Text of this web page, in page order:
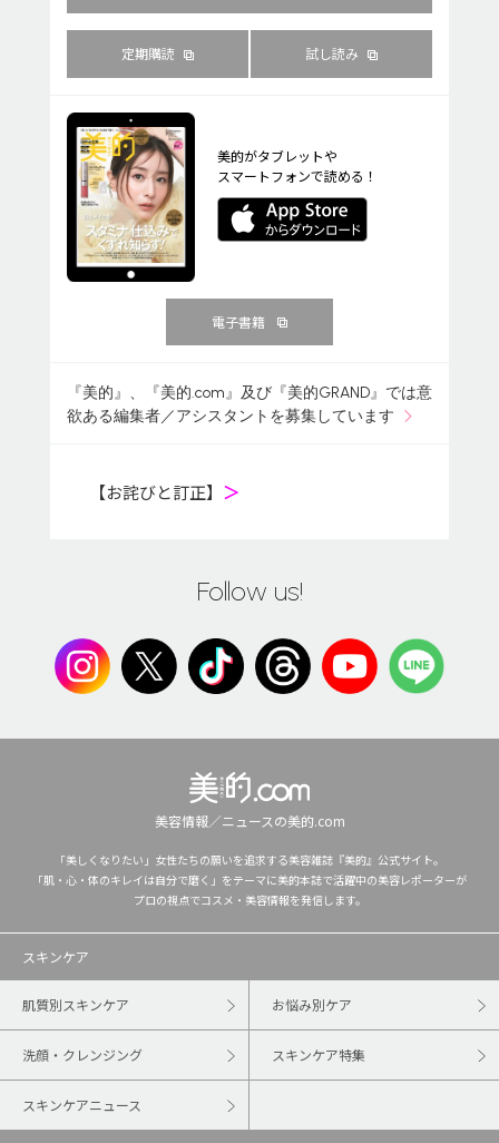
定期購読 試し読み
美的がタブレットや
スマートフォンで読める！
電子書籍
『美的』、『美的.com』及び『美的GRAND』では意
欲ある編集者／アシスタントを募集しています
【お詫びと訂正】 ＞
Follow us!
美容情報／ニュースの美的.com
「美しくなりたい」女性たちの願いを追求する美容雑誌『美的』公式サイト。
「肌・心・体のキレイは自分で磨く」をテーマに美的本誌で活躍中の美容レポーターが
プロの視点でコスメ・美容情報を発信します。
スキンケア
肌質別スキンケア お悩み別ケア
洗顔・クレンジング スキンケア特集
スキンケアニュース